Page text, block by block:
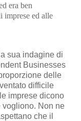
era ben
imprese ed alle
sua indagine di
Businesses
delle
difficile
imprese dicono
vogliono. Non ne
che il